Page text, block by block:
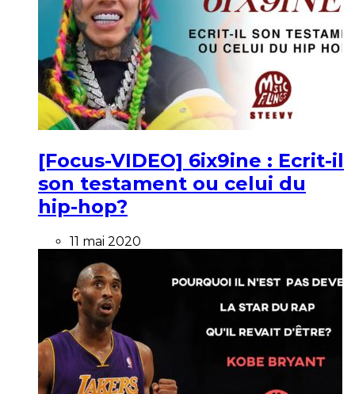
[Focus-VIDEO] 6ix9ine : Ecrit-il
son testament ou celui du
hip-hop?
11 mai 2020